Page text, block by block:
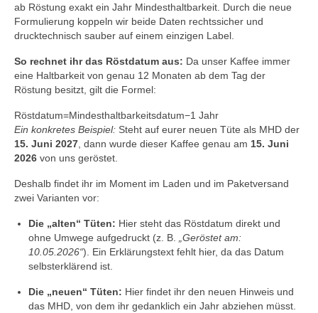
ab Röstung exakt ein Jahr Mindesthaltbarkeit. Durch die neue
Formulierung koppeln wir beide Daten rechtssicher und
drucktechnisch sauber auf einem einzigen Label.
So rechnet ihr das Röstdatum aus: Da unser Kaffee immer
eine Haltbarkeit von genau 12 Monaten ab dem Tag der
Röstung besitzt, gilt die Formel:
Röstdatum=Mindesthaltbarkeitsdatum−1 Jahr
Ein konkretes Beispiel: Steht auf eurer neuen Tüte als MHD der
15. Juni 2027 , dann wurde dieser Kaffee genau am 15. Juni
2026 von uns geröstet.
Deshalb findet ihr im Moment im Laden und im Paketversand
zwei Varianten vor:
Die „alten“ Tüten: Hier steht das Röstdatum direkt und
ohne Umwege aufgedruckt (z. B.
„Geröstet am:
10.05.2026“). Ein Erklärungstext fehlt hier, da das Datum
selbsterklärend ist.
Die „neuen“ Tüten: Hier findet ihr den neuen Hinweis und
das MHD, von dem ihr gedanklich ein Jahr abziehen müsst.